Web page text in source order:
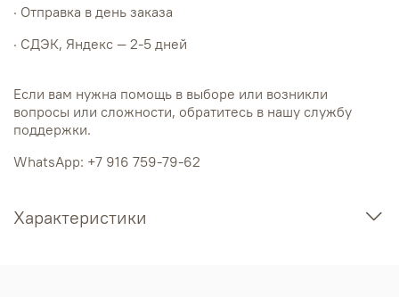
· Отправка в день заказа
· СДЭК, Яндекс — 2-5 дней
Если вам нужна помощь в выборе или возникли
вопросы или сложности, обратитесь в нашу службу
поддержки.
WhatsApp: +7 916 759-79-62
Характеристики